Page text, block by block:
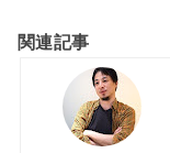
関連記事